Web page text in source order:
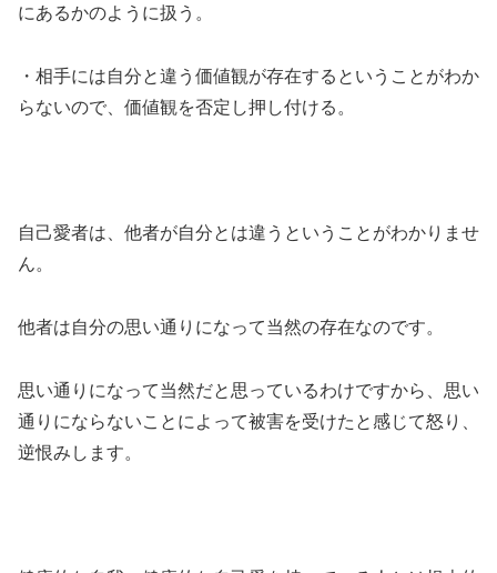
にあるかのように扱う。
・相手には自分と違う価値観が存在するということがわか
らないので、価値観を否定し押し付ける。
自己愛者は、他者が自分とは違うということがわかりませ
ん。
他者は自分の思い通りになって当然の存在なのです。
思い通りになって当然だと思っているわけですから、思い
通りにならないことによって被害を受けたと感じて怒り、
逆恨みします。